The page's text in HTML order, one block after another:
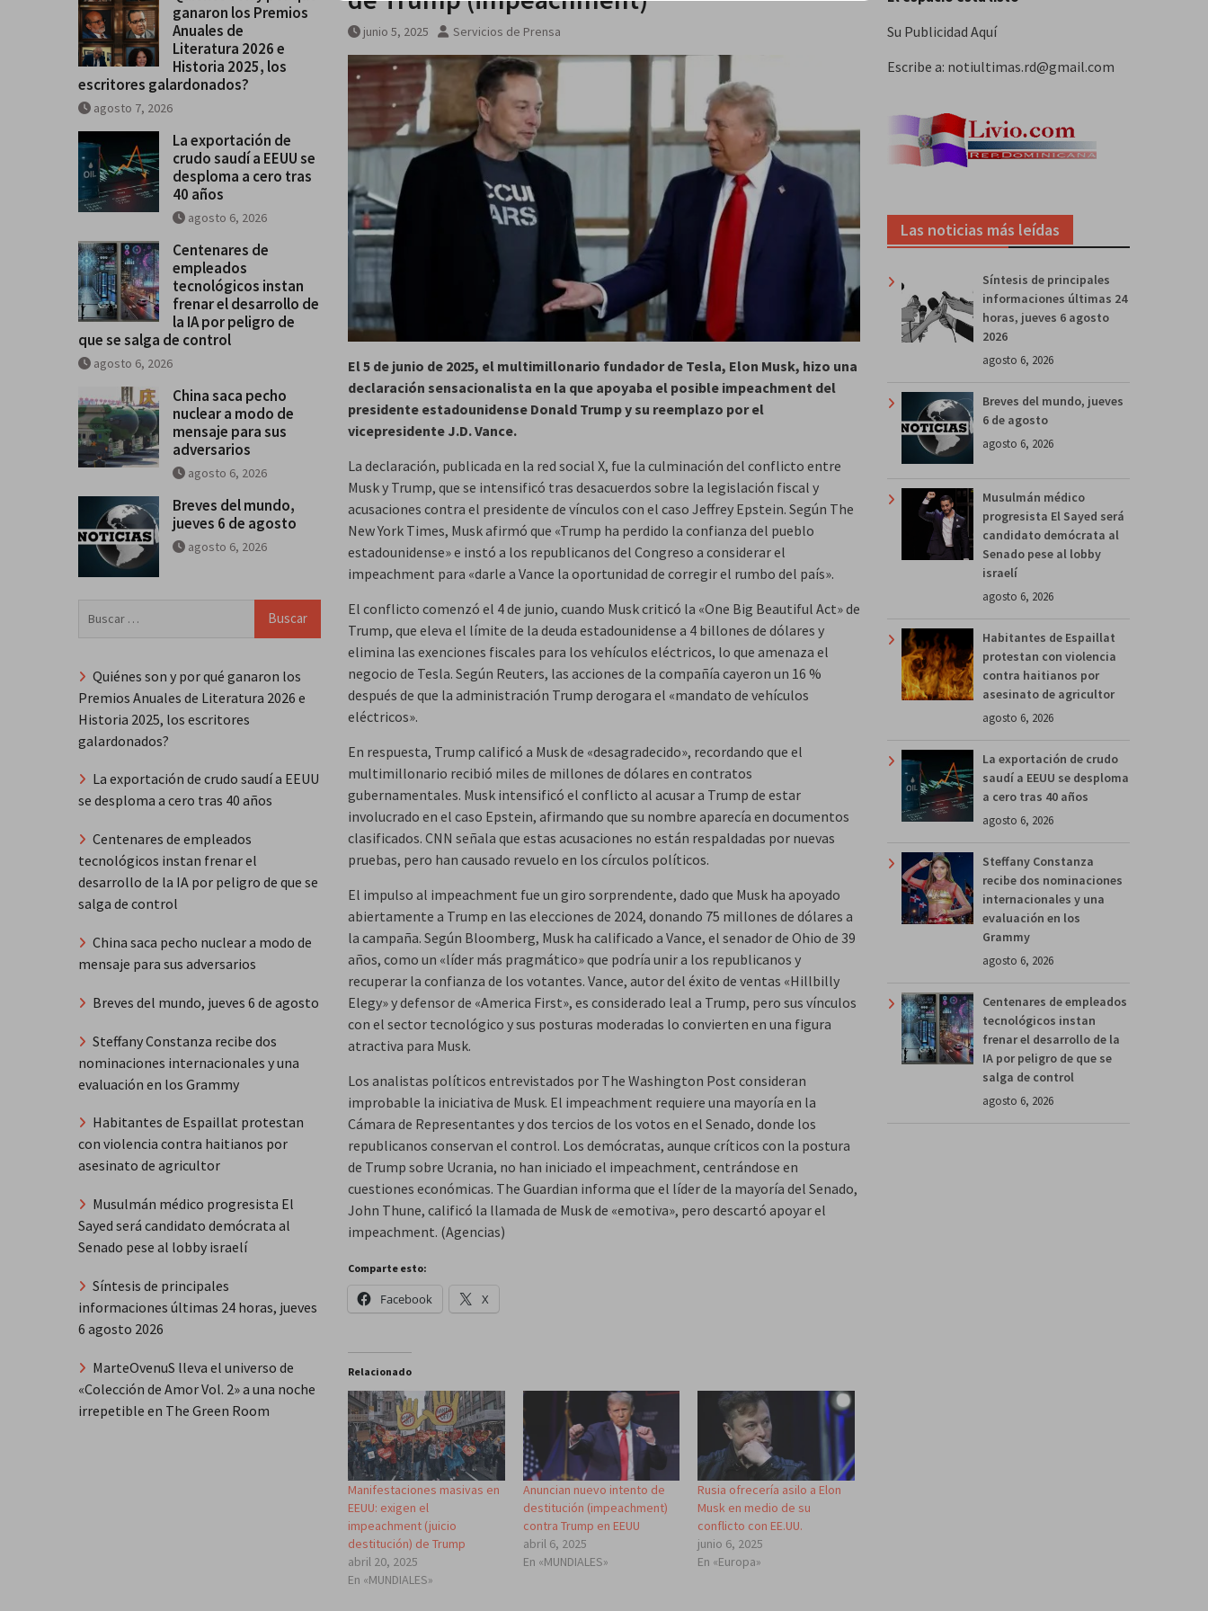
Historia 2025, los escritores
galardonados?
junio 5, 2025 Servicios de Prensa
El 5 de junio de 2025, el multimillonario fundador de Tesla, Elon Musk, hizo una
declaración sensacionalista en la que apoyaba el posible impeachment del
presidente estadounidense Donald Trump y su reemplazo por el
vicepresidente J.D. Vance.
La declaración, publicada en la red social X, fue la culminación del conflicto entre
Musk y Trump, que se intensificó tras desacuerdos sobre la legislación fiscal y
acusaciones contra el presidente de vínculos con el caso Jeffrey Epstein. Según The
New York Times, Musk afirmó que «Trump ha perdido la confianza del pueblo
estadounidense» e instó a los republicanos del Congreso a considerar el
impeachment para «darle a Vance la oportunidad de corregir el rumbo del país».
El conflicto comenzó el 4 de junio, cuando Musk criticó la «One Big Beautiful Act» de
Trump, que eleva el límite de la deuda estadounidense a 4 billones de dólares y
elimina las exenciones fiscales para los vehículos eléctricos, lo que amenaza el
negocio de Tesla. Según Reuters, las acciones de la compañía cayeron un 16 %
después de que la administración Trump derogara el «mandato de vehículos
eléctricos».
En respuesta, Trump calificó a Musk de «desagradecido», recordando que el
multimillonario recibió miles de millones de dólares en contratos
gubernamentales. Musk intensificó el conflicto al acusar a Trump de estar
involucrado en el caso Epstein, afirmando que su nombre aparecía en documentos
clasificados. CNN señala que estas acusaciones no están respaldadas por nuevas
pruebas, pero han causado revuelo en los círculos políticos.
El impulso al impeachment fue un giro sorprendente, dado que Musk ha apoyado
abiertamente a Trump en las elecciones de 2024, donando 75 millones de dólares a
la campaña. Según Bloomberg, Musk ha calificado a Vance, el senador de Ohio de 39
años, como un «líder más pragmático» que podría unir a los republicanos y
recuperar la confianza de los votantes. Vance, autor del éxito de ventas «Hillbilly
Elegy» y defensor de «America First», es considerado leal a Trump, pero sus vínculos
con el sector tecnológico y sus posturas moderadas lo convierten en una figura
atractiva para Musk.
Los analistas políticos entrevistados por The Washington Post consideran
improbable la iniciativa de Musk. El impeachment requiere una mayoría en la
Cámara de Representantes y dos tercios de los votos en el Senado, donde los
republicanos conservan el control. Los demócratas, aunque críticos con la postura
de Trump sobre Ucrania, no han iniciado el impeachment, centrándose en
cuestiones económicas. The Guardian informa que el líder de la mayoría del Senado,
John Thune, calificó la llamada de Musk de «emotiva», pero descartó apoyar el
impeachment. (Agencias)
Comparte esto:
Facebook X
Relacionado
Manifestaciones masivas en
EEUU: exigen el
impeachment (juicio
destitución) de Trump
abril 20, 2025
En «MUNDIALES»
Anuncian nuevo intento de
destitución (impeachment)
contra Trump en EEUU
abril 6, 2025
En «MUNDIALES»
Rusia ofrecería asilo a Elon
Musk en medio de su
conflicto con EE.UU.
junio 6, 2025
En «Europa»
Su Publicidad Aquí
Escribe a: notiultimas.rd@gmail.com
Las noticias más leídas
Síntesis de principales
informaciones últimas 24
horas, jueves 6 agosto
2026
agosto 6, 2026
Breves del mundo, jueves
6 de agosto
agosto 6, 2026
Musulmán médico
progresista El Sayed será
candidato demócrata al
Senado pese al lobby
israelí
agosto 6, 2026
Habitantes de Espaillat
protestan con violencia
contra haitianos por
asesinato de agricultor
agosto 6, 2026
La exportación de crudo
saudí a EEUU se desploma
a cero tras 40 años
agosto 6, 2026
Steffany Constanza
recibe dos nominaciones
internacionales y una
evaluación en los
Grammy
agosto 6, 2026
Centenares de empleados
tecnológicos instan
frenar el desarrollo de la
IA por peligro de que se
salga de control
agosto 6, 2026
ganaron los Premios
Anuales de
Literatura 2026 e
Historia 2025, los
escritores galardonados?
agosto 7, 2026
La exportación de
crudo saudí a EEUU se
desploma a cero tras
40 años
agosto 6, 2026
Centenares de
empleados
tecnológicos instan
frenar el desarrollo de
la IA por peligro de
que se salga de control
agosto 6, 2026
China saca pecho
nuclear a modo de
mensaje para sus
adversarios
agosto 6, 2026
Breves del mundo,
jueves 6 de agosto
agosto 6, 2026
Quiénes son y por qué ganaron los
Premios Anuales de Literatura 2026 e
Historia 2025, los escritores
galardonados?
La exportación de crudo saudí a EEUU
se desploma a cero tras 40 años
Centenares de empleados
tecnológicos instan frenar el
desarrollo de la IA por peligro de que se
salga de control
China saca pecho nuclear a modo de
mensaje para sus adversarios
Breves del mundo, jueves 6 de agosto
Steffany Constanza recibe dos
nominaciones internacionales y una
evaluación en los Grammy
Habitantes de Espaillat protestan
con violencia contra haitianos por
asesinato de agricultor
Musulmán médico progresista El
Sayed será candidato demócrata al
Senado pese al lobby israelí
Síntesis de principales
informaciones últimas 24 horas, jueves
6 agosto 2026
MarteOvenuS lleva el universo de
«Colección de Amor Vol. 2» a una noche
irrepetible en The Green Room